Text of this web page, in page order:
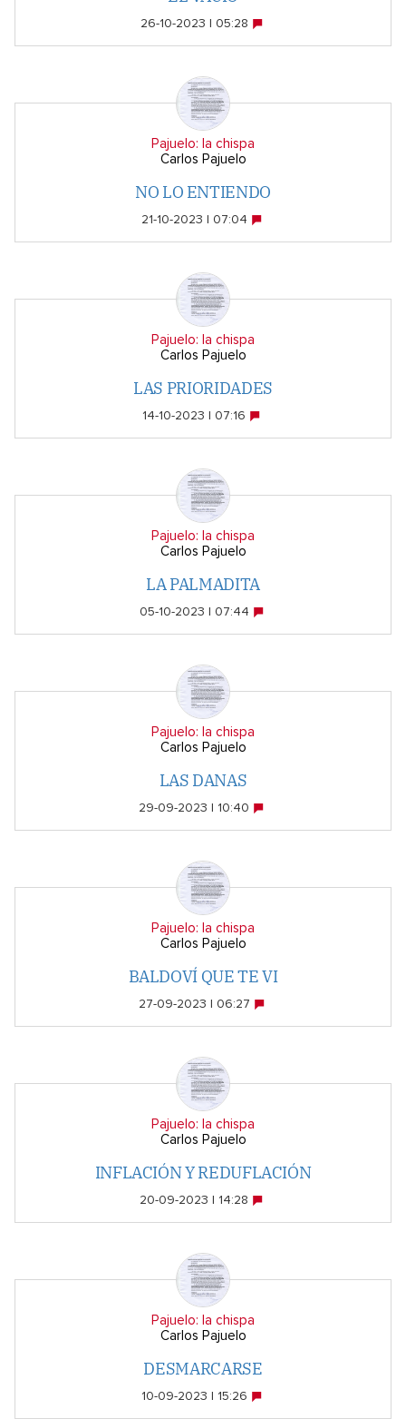
26-10-2023 | 05:28
Pajuelo: la chispa
Carlos Pajuelo
NO LO ENTIENDO
21-10-2023 | 07:04
Pajuelo: la chispa
Carlos Pajuelo
LAS PRIORIDADES
14-10-2023 | 07:16
Pajuelo: la chispa
Carlos Pajuelo
LA PALMADITA
05-10-2023 | 07:44
Pajuelo: la chispa
Carlos Pajuelo
LAS DANAS
29-09-2023 | 10:40
Pajuelo: la chispa
Carlos Pajuelo
BALDOVÍ QUE TE VI
27-09-2023 | 06:27
Pajuelo: la chispa
Carlos Pajuelo
INFLACIÓN Y REDUFLACIÓN
20-09-2023 | 14:28
Pajuelo: la chispa
Carlos Pajuelo
DESMARCARSE
10-09-2023 | 15:26